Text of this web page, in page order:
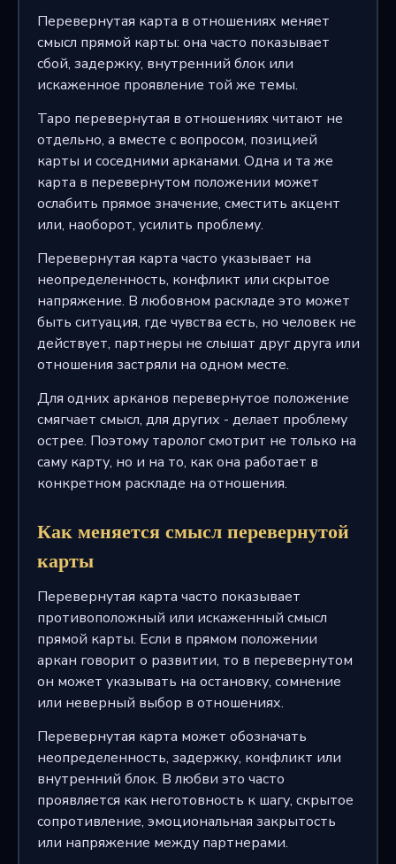
Перевернутая карта в отношениях меняет
смысл прямой карты: она часто показывает
сбой, задержку, внутренний блок или
искаженное проявление той же темы.
Таро перевернутая в отношениях читают не
отдельно, а вместе с вопросом, позицией
карты и соседними арканами. Одна и та же
карта в перевернутом положении может
ослабить прямое значение, сместить акцент
или, наоборот, усилить проблему.
Перевернутая карта часто указывает на
неопределенность, конфликт или скрытое
напряжение. В любовном раскладе это может
быть ситуация, где чувства есть, но человек не
действует, партнеры не слышат друг друга или
отношения застряли на одном месте.
Для одних арканов перевернутое положение
смягчает смысл, для других - делает проблему
острее. Поэтому таролог смотрит не только на
саму карту, но и на то, как она работает в
конкретном раскладе на отношения.
Как меняется смысл перевернутой
карты
Перевернутая карта часто показывает
противоположный или искаженный смысл
прямой карты. Если в прямом положении
аркан говорит о развитии, то в перевернутом
он может указывать на остановку, сомнение
или неверный выбор в отношениях.
Перевернутая карта может обозначать
неопределенность, задержку, конфликт или
внутренний блок. В любви это часто
проявляется как неготовность к шагу, скрытое
сопротивление, эмоциональная закрытость
или напряжение между партнерами.